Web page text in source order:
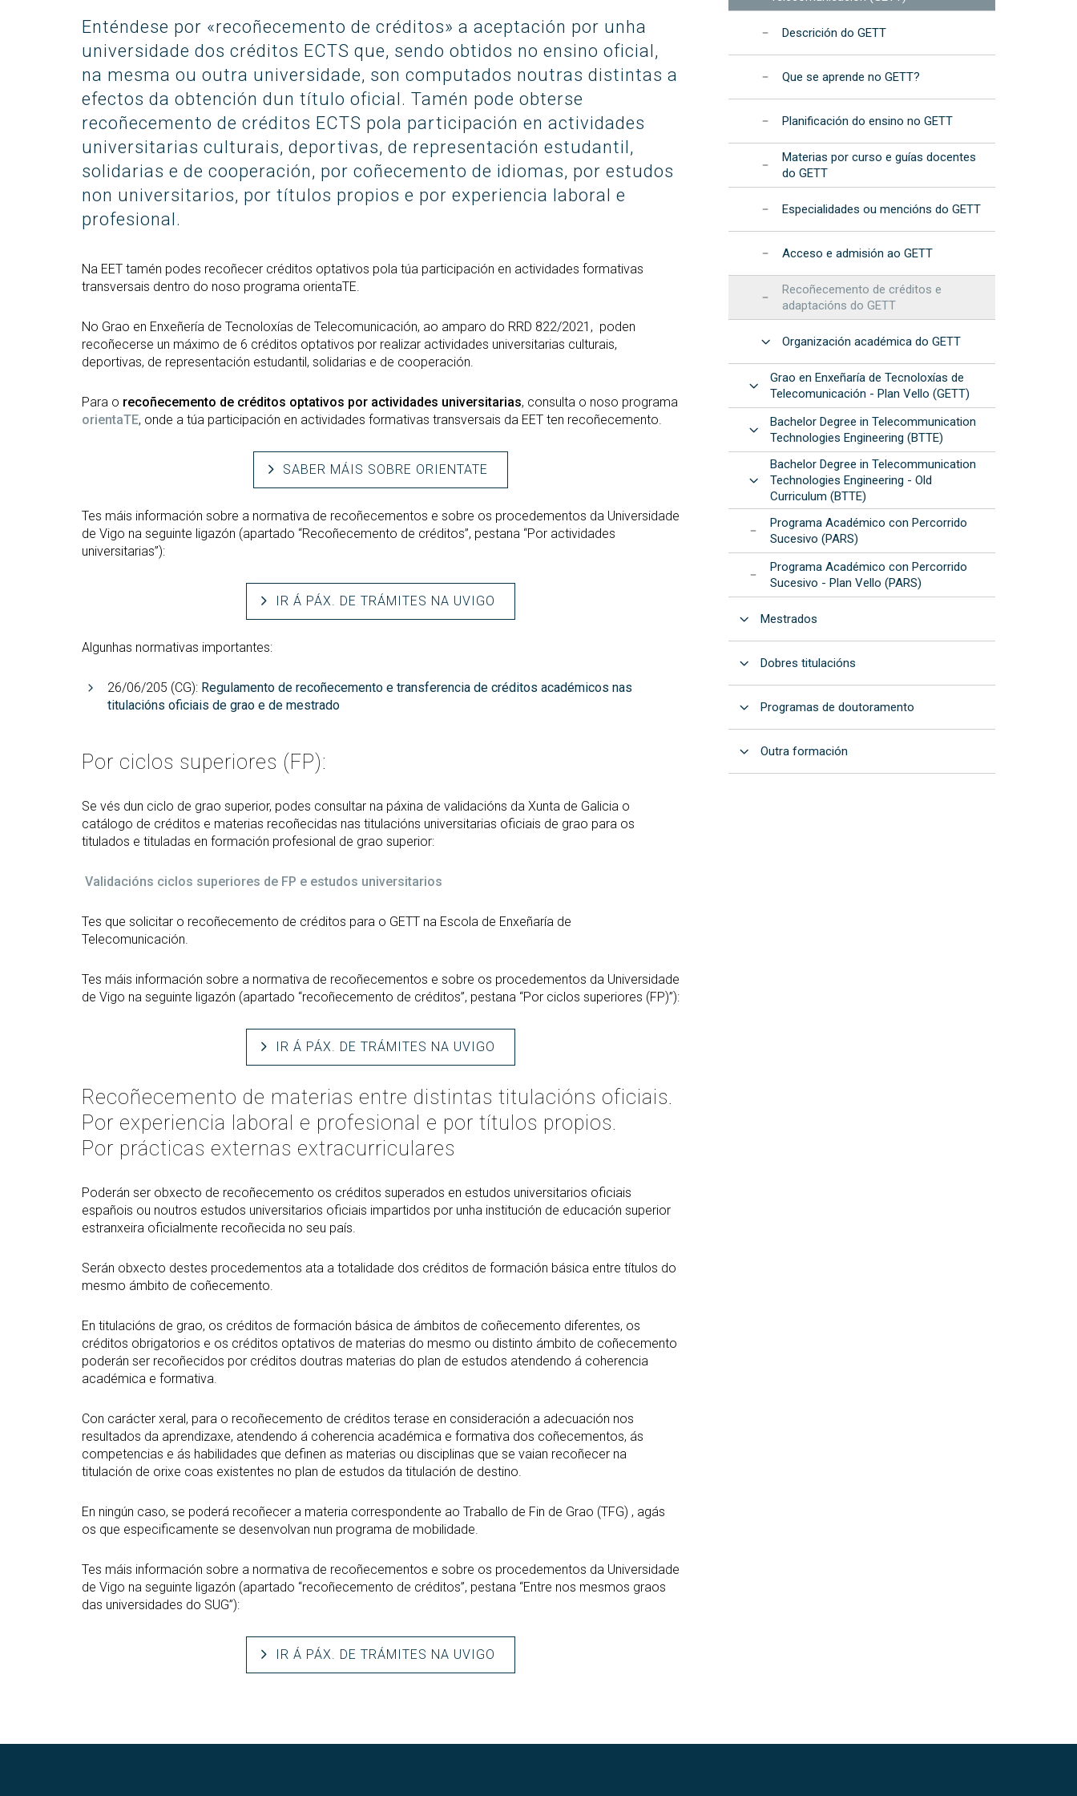
Prevención de riscos
laborais
Servizos informáticos
procedementos
Resultados: informes
Programa de
Desenvolvemento
Estratéxico da EET
Acreditación
institucional
Bachelor Degree in
Telecommunication
Technologies Engineering
(BTTE)
Bachelor Degree in
Telecommunication
Technologies Engineering - Old
Curriculum (BTTE)
Programa Académico con
Percorrido Sucesivo (PARS)
Programa Académico con
CiberSeguridade (MUniCS)
Mestrado en Matemática
Industrial (M2i)
Mestrado Internacional en
Visión por Computador (imcv)
Mestrado en Ciencia e
Tecnoloxías da Información
Cuántica (MQIST)
Mestrado Universitario en
Internet das Cousas - IoT
Realidade Estendida (masterXR)
Programas de
doutoramento
DocTIC
Matemáticas e Aplicacións
Métodos Matemáticos e
de Dispositivos de Fotónica
Integrada (2025)
Día Internacional da Muller e da Nena nas TIC – “Elas
Día Internacional da Muller e da Nena na Ciencia - "Elas
Enténdese por «recoñecemento de créditos» a aceptación por unha
universidade dos créditos ECTS que, sendo obtidos no ensino oficial,
na mesma ou outra universidade, son computados noutras distintas a
efectos da obtención dun título oficial. Tamén pode obterse
recoñecemento de créditos ECTS pola participación en actividades
universitarias culturais, deportivas, de representación estudantil,
solidarias e de cooperación, por coñecemento de idiomas, por estudos
non universitarios, por títulos propios e por experiencia laboral e
profesional.
Na EET tamén podes recoñecer créditos optativos pola túa participación en actividades formativas
transversais dentro do noso programa orientaTE.
No Grao en Enxeñería de Tecnoloxías de Telecomunicación, ao amparo do RRD 822/2021, poden
recoñecerse un máximo de 6 créditos optativos por realizar actividades universitarias culturais,
deportivas, de representación estudantil, solidarias e de cooperación.
Para o recoñecemento de créditos optativos por actividades universitarias, consulta o noso programa
orientaTE, onde a túa participación en actividades formativas transversais da EET ten recoñecemento.
SABER MÁIS SOBRE ORIENTATE
Tes máis información sobre a normativa de recoñecementos e sobre os procedementos da Universidade
de Vigo na seguinte ligazón (apartado “Recoñecemento de créditos”, pestana “Por actividades
universitarias”):
IR Á PÁX. DE TRÁMITES NA UVIGO
Algunhas normativas importantes:
26/06/205 (CG): Regulamento de recoñecemento e transferencia de créditos académicos nas
titulacións oficiais de grao e de mestrado
Por ciclos superiores (FP):
Se vés dun ciclo de grao superior, podes consultar na páxina de validacións da Xunta de Galicia o
catálogo de créditos e materias recoñecidas nas titulacións universitarias oficiais de grao para os
titulados e tituladas en formación profesional de grao superior:
Validacións ciclos superiores de FP e estudos universitarios
Tes que solicitar o recoñecemento de créditos para o GETT na Escola de Enxeñaría de
Telecomunicación.
Tes máis información sobre a normativa de recoñecementos e sobre os procedementos da Universidade
de Vigo na seguinte ligazón (apartado “recoñecemento de créditos”, pestana “Por ciclos superiores (FP)”):
IR Á PÁX. DE TRÁMITES NA UVIGO
Recoñecemento de materias entre distintas titulacións oficiais.
Por experiencia laboral e profesional e por títulos propios.
Por prácticas externas extracurriculares
Poderán ser obxecto de recoñecemento os créditos superados en estudos universitarios oficiais
españois ou noutros estudos universitarios oficiais impartidos por unha institución de educación superior
estranxeira oficialmente recoñecida no seu país.
Serán obxecto destes procedementos ata a totalidade dos créditos de formación básica entre títulos do
mesmo ámbito de coñecemento.
En titulacións de grao, os créditos de formación básica de ámbitos de coñecemento diferentes, os
créditos obrigatorios e os créditos optativos de materias do mesmo ou distinto ámbito de coñecemento
poderán ser recoñecidos por créditos doutras materias do plan de estudos atendendo á coherencia
académica e formativa.
Con carácter xeral, para o recoñecemento de créditos terase en consideración a adecuación nos
resultados da aprendizaxe, atendendo á coherencia académica e formativa dos coñecementos, ás
competencias e ás habilidades que definen as materias ou disciplinas que se vaian recoñecer na
titulación de orixe coas existentes no plan de estudos da titulación de destino.
En ningún caso, se poderá recoñecer a materia correspondente ao Traballo de Fin de Grao (TFG) , agás
os que especificamente se desenvolvan nun programa de mobilidade.
Tes máis información sobre a normativa de recoñecementos e sobre os procedementos da Universidade
de Vigo na seguinte ligazón (apartado “recoñecemento de créditos”, pestana “Entre nos mesmos graos
das universidades do SUG”):
IR Á PÁX. DE TRÁMITES NA UVIGO
Descrición do GETT
Que se aprende no GETT?
Planificación do ensino no GETT
Materias por curso e guías docentes
do GETT
Especialidades ou mencións do GETT
Acceso e admisión ao GETT
Recoñecemento de créditos e
adaptacións do GETT
Abrir
Organización académica do GETT
Abrir
Grao en Enxeñaría de Tecnoloxías de
Telecomunicación - Plan Vello (GETT)
Abrir
Bachelor Degree in Telecommunication
Technologies Engineering (BTTE)
Abrir
Bachelor Degree in Telecommunication
Technologies Engineering - Old
Curriculum (BTTE)
Programa Académico con Percorrido
Sucesivo (PARS)
Programa Académico con Percorrido
Sucesivo - Plan Vello (PARS)
Abrir
Mestrados
Abrir
Dobres titulacións
Abrir
Programas de doutoramento
Abrir
Outra formación